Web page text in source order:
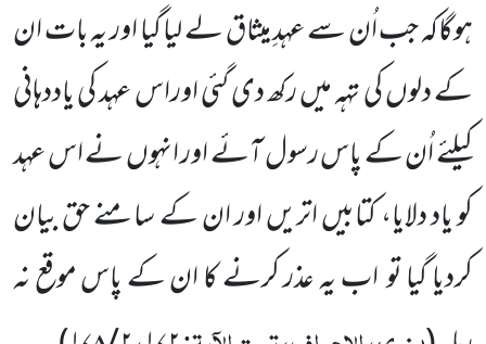
ہوگاکہ جب اُن سے عہدِ میثاق لے لیا گیا اور یہ بات ان
کے دلوں کی تہہ میں رکھ دی گئی اوراس عہد کی یاددہانی
کیلئے اُن کے پاس رسول آئے اور انہوں نے اس عہد
کو یاد دلایا، کتابیں اتریں اور ان کے سامنے حق بیان
کردیا گیا تو اب یہ عذر کرنے کا ان کے پاس موقع نہ